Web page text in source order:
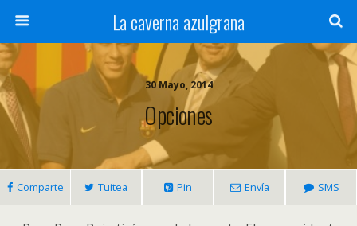
La caverna azulgrana
30 Mayo, 2014
Opciones
Comparte Tuitea Pin Envía SMS